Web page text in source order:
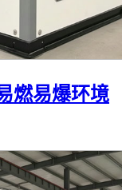
燃易爆环境